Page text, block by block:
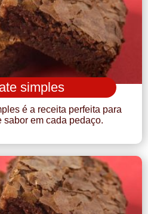
simples
é a receita perfeita para
em cada pedaço.